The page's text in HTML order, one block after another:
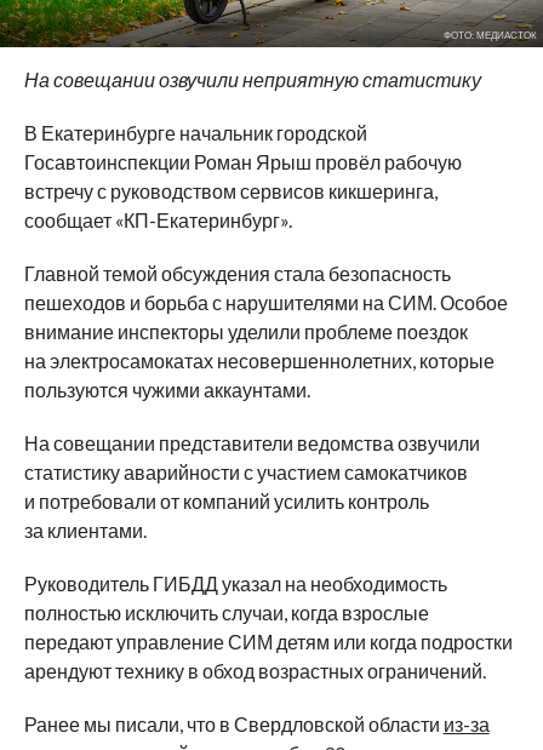
ФОТО: МЕДИАСТОК
На совещании озвучили неприятную статистику
В Екатеринбурге начальник городской
Госавтоинспекции Роман Ярыш провёл рабочую
встречу с руководством сервисов кикшеринга,
сообщает «КП-Екатеринбург».
Главной темой обсуждения стала безопасность
пешеходов и борьба с нарушителями на СИМ. Особое
внимание инспекторы уделили проблеме поездок
на электросамокатах несовершеннолетних, которые
пользуются чужими аккаунтами.
На совещании представители ведомства озвучили
статистику аварийности с участием самокатчиков
и потребовали от компаний усилить контроль
за клиентами.
Руководитель ГИБДД указал на необходимость
полностью исключить случаи, когда взрослые
передают управление СИМ детям или когда подростки
арендуют технику в обход возрастных ограничений.
Ранее мы писали, что в Свердловской области из-за